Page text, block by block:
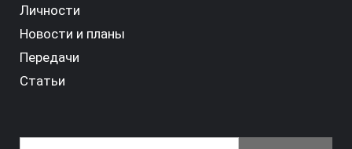
Личности
Новости и планы
Передачи
Статьи